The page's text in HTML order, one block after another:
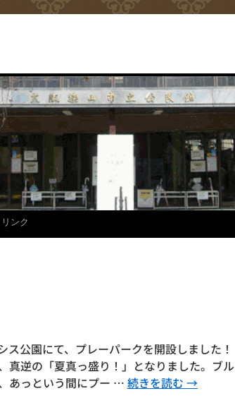
リンク
公園にて、プレーパークを開設しました！
真逆の「夏真っ盛り！」となりました。ブル
あっという間にプー … 続きを読む →